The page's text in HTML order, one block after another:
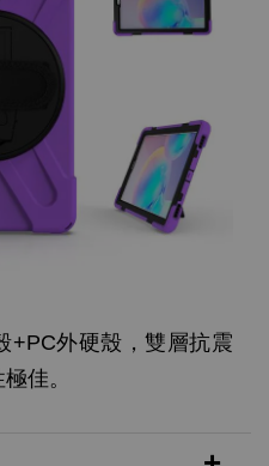
外硬殼，雙層抗震
佳。